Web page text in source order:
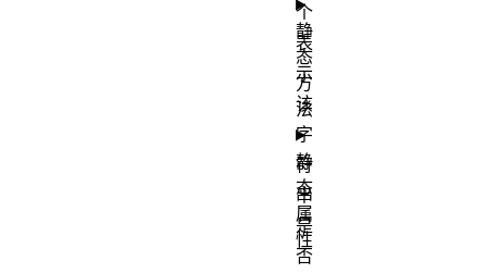
个
表
示
该
字
符
串
是
否
静
态
方
法
静
态
属
性